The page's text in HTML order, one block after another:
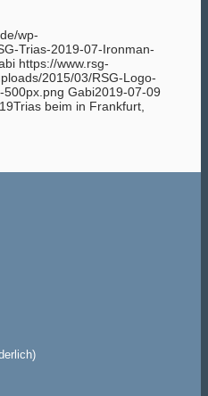
wp-
Trias-2019-07-Ironman-
https://www.rsg-
2015/03/RSG-Logo-
500px.png Gabi2019-07-09
Trias beim in Frankfurt,